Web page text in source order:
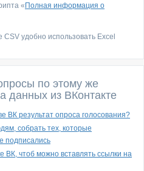
« Полная информация о
удобно использовать Excel
по этому же
данных из ВКонтакте
ВК результат опроса голосования?
собрать тех, которые
подписались
ВК, чтоб можно вставлять ссылки на